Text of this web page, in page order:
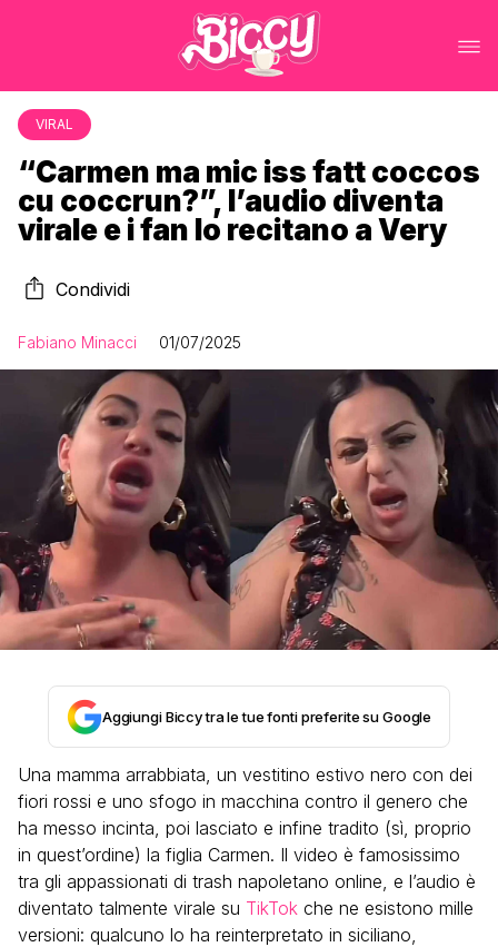
VIRAL
“Carmen ma mic iss fatt coccos
cu coccrun?”, l’audio diventa
virale e i fan lo recitano a Very
Condividi
Fabiano Minacci 01/07/2025
Aggiungi Biccy tra le tue fonti preferite su Google
Una mamma arrabbiata, un vestitino estivo nero con dei
fiori rossi e uno sfogo in macchina contro il genero che
ha messo incinta, poi lasciato e infine tradito (sì, proprio
in quest’ordine) la figlia Carmen. Il video è famosissimo
tra gli appassionati di trash napoletano online, e l’audio è
diventato talmente virale su TikTok che ne esistono mille
versioni: qualcuno lo ha reinterpretato in siciliano,